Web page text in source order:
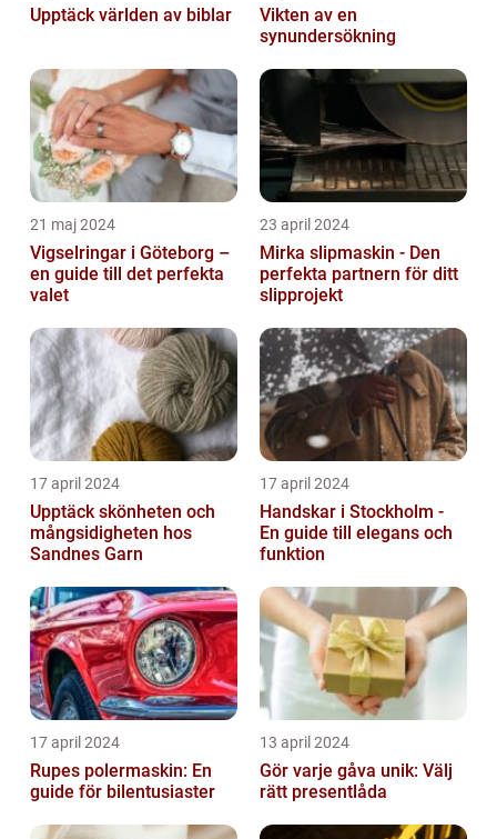
Upptäck världen av biblar
Vikten av en
synundersökning
21 maj 2024
Vigselringar i Göteborg –
en guide till det perfekta
valet
23 april 2024
Mirka slipmaskin - Den
perfekta partnern för ditt
slipprojekt
17 april 2024
Upptäck skönheten och
mångsidigheten hos
Sandnes Garn
17 april 2024
Handskar i Stockholm -
En guide till elegans och
funktion
17 april 2024
Rupes polermaskin: En
guide för bilentusiaster
13 april 2024
Gör varje gåva unik: Välj
rätt presentlåda